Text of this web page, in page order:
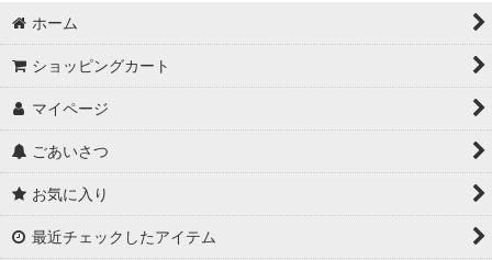
ホーム
ショッピングカート
マイページ
ごあいさつ
お気に入り
最近チェックしたアイテム